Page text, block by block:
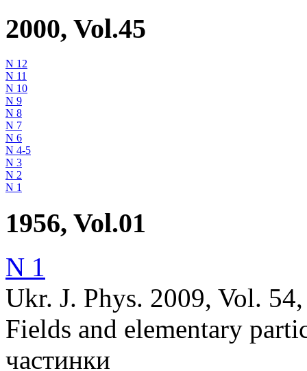
2000, Vol.45
N 12
N 11
N 10
N 9
N 8
N 7
N 6
N 4-5
N 3
N 2
N 1
1956, Vol.01
N 1
Ukr. J. Phys. 2009, Vol.
Fields and elementary
частинки